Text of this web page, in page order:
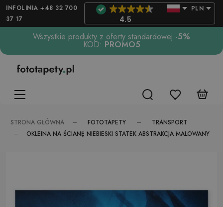
INFOLINIA +48 32 700
37 17
4.5
PLN
Wszystkie produkty z oferty standardowej -5%
KOD: PROMO5
STRONA GŁÓWNA FOTOTAPETY
TRANSPORT
OKLEINA NA ŚCIANĘ NIEBIESKI STATEK ABSTRAKCJA MALOWANY